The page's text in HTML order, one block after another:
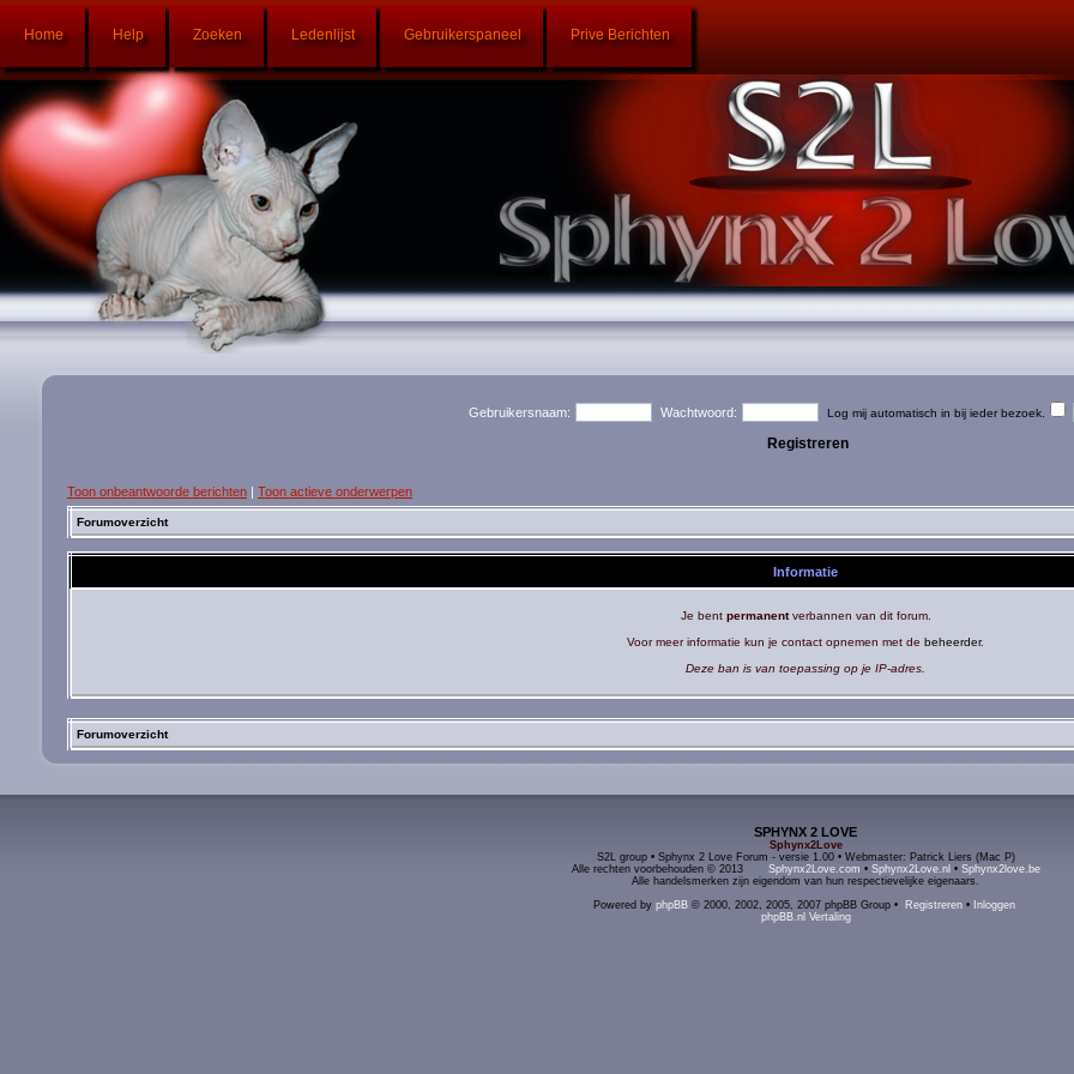
Home Help Zoeken Ledenlijst Gebruikerspaneel Prive Berichten
Gebruikersnaam: Wachtwoord: Log mij automatisch in bij ieder bezoek.
Registreren
Toon onbeantwoorde berichten | Toon actieve onderwerpen
Forumoverzicht
Informatie
Je bent permanentverbannen van dit forum.
Voor meer informatie kun je contact opnemen met de beheerder.
Deze ban is van toepassing op je IP-adres.
Forumoverzicht
SPHYNX 2 LOVE
Sphynx2Love
S2L group • Sphynx 2 Love Forum - versie 1.00 • Webmaster: Patrick Liers (Mac P)
Alle rechten voorbehouden © 2013 Sphynx2Love.com • Sphynx2Love.nl • Sphynx2love.be
Alle handelsmerken zijn eigendom van hun respectievelijke eigenaars.
Powered by phpBB© 2000, 2002, 2005, 2007 phpBB Group • Registreren• Inloggen
phpBB.nl Vertaling